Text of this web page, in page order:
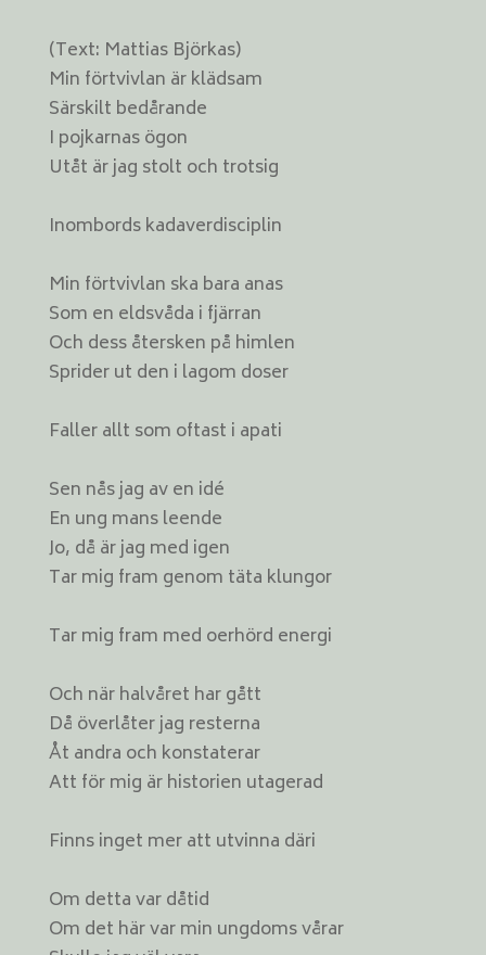
(Text: Mattias Björkas)
Min förtvivlan är klädsam
Särskilt bedårande
I pojkarnas ögon
Utåt är jag stolt och trotsig
Inombords kadaverdisciplin
Min förtvivlan ska bara anas
Som en eldsvåda i fjärran
Och dess återsken på himlen
Sprider ut den i lagom doser
Faller allt som oftast i apati
Sen nås jag av en idé
En ung mans leende
Jo, då är jag med igen
Tar mig fram genom täta klungor
Tar mig fram med oerhörd energi
Och när halvåret har gått
Då överlåter jag resterna
Åt andra och konstaterar
Att för mig är historien utagerad
Finns inget mer att utvinna däri
Om detta var dåtid
Om det här var min ungdoms vårar